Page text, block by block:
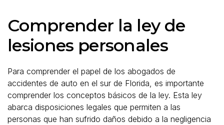
Comprender la ley de
lesiones personales
Para comprender el papel de los abogados de
accidentes de auto en el sur de Florida, es importante
comprender los conceptos básicos de la ley. Esta ley
abarca disposiciones legales que permiten a las
personas que han sufrido daños debido a la negligencia